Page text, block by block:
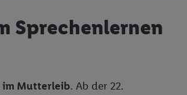
Sprechenlernen
im Mutterleib. Ab der 22.